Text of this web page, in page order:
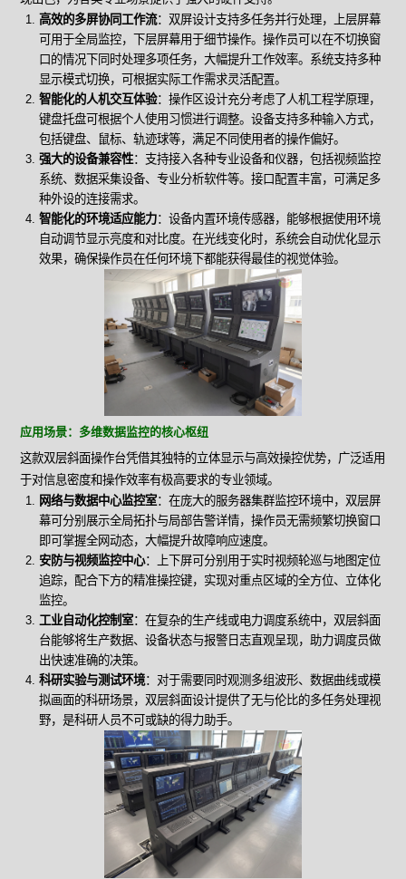
高效的多屏协同工作流：双屏设计支持多任务并行处理，上层屏幕
可用于全局监控，下层屏幕用于细节操作。操作员可以在不切换窗
口的情况下同时处理多项任务，大幅提升工作效率。系统支持多种
显示模式切换，可根据实际工作需求灵活配置。
智能化的人机交互体验：操作区设计充分考虑了人机工程学原理，
键盘托盘可根据个人使用习惯进行调整。设备支持多种输入方式，
包括键盘、鼠标、轨迹球等，满足不同使用者的操作偏好。
强大的设备兼容性：支持接入各种专业设备和仪器，包括视频监控
系统、数据采集设备、专业分析软件等。接口配置丰富，可满足多
种外设的连接需求。
智能化的环境适应能力：设备内置环境传感器，能够根据使用环境
自动调节显示亮度和对比度。在光线变化时，系统会自动优化显示
效果，确保操作员在任何环境下都能获得最佳的视觉体验。
应用场景：多维数据监控的核心枢纽
这款双层斜面操作台凭借其独特的立体显示与高效操控优势，广泛适用
于对信息密度和操作效率有极高要求的专业领域。
网络与数据中心监控室：在庞大的服务器集群监控环境中，双层屏
幕可分别展示全局拓扑与局部告警详情，操作员无需频繁切换窗口
即可掌握全网动态，大幅提升故障响应速度。
安防与视频监控中心：上下屏可分别用于实时视频轮巡与地图定位
追踪，配合下方的精准操控键，实现对重点区域的全方位、立体化
监控。
工业自动化控制室：在复杂的生产线或电力调度系统中，双层斜面
台能够将生产数据、设备状态与报警日志直观呈现，助力调度员做
出快速准确的决策。
科研实验与测试环境：对于需要同时观测多组波形、数据曲线或模
拟画面的科研场景，双层斜面设计提供了无与伦比的多任务处理视
野，是科研人员不可或缺的得力助手。